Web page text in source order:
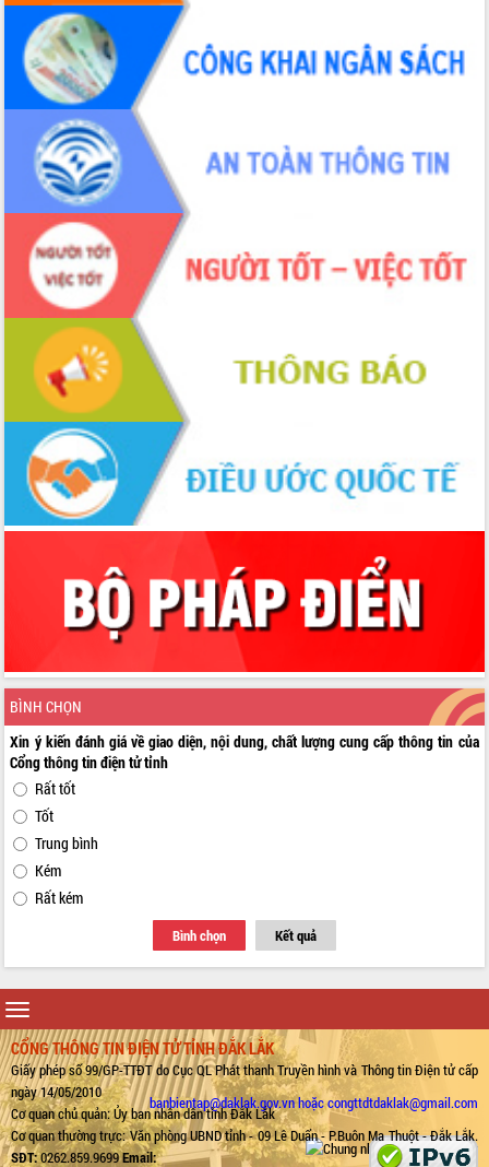
BÌNH CHỌN
Xin ý kiến đánh giá về giao diện, nội dung, chất lượng cung cấp thông tin của
Cổng thông tin điện tử tỉnh
Rất tốt
Tốt
Trung bình
Kém
Rất kém
Bình chọn Kết quả
Toggle
navigation
CỔNG THÔNG TIN ĐIỆN TỬ TỈNH ĐẮK LẮK
Giấy phép số 99/GP-TTĐT do Cục QL Phát thanh Truyền hình và Thông tin Điện tử cấp
ngày 14/05/2010
Cơ quan chủ quản: Ủy ban nhân dân tỉnh Đắk Lắk
Cơ quan thường trực: Văn phòng UBND tỉnh - 09 Lê Duẩn - P.Buôn Ma Thuột - Đắk Lắk.
SĐT:0262.859.9699Email:
banbientap@daklak.gov.vn hoặc congttdtdaklak@gmail.com